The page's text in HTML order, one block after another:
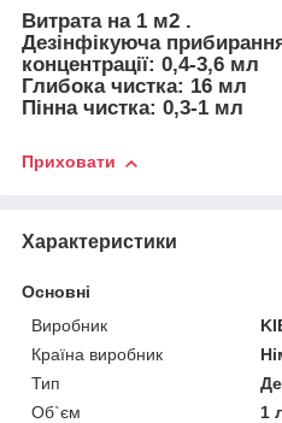
Витрата на 1 м2 .
Дезінфікуюча
концентрації: 0,4-3,6 мл
Глибока чистка: 16 мл
Пінна чистка: 0,3-1 мл
Приховати
Характеристики
Основні
Виробник
Країна виробник
Тип
Об`єм
1